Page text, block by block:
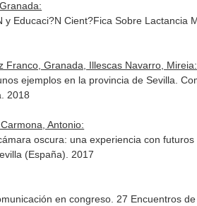
Educaci?N Cient?Fica Sobre Lactancia
Granada, Illescas Navarro, Mireia:
ejemplos en la provincia de Sevilla.
2018
Antonio:
oscura: una experiencia con
(España). 2017
en congreso. 27 Encuentros